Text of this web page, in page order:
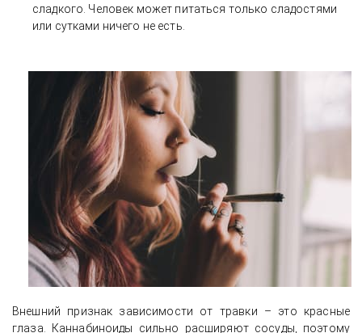
сладкого. Человек может питаться только сладостями
или сутками ничего не есть.
Внешний признак зависимости от травки – это красные
глаза. Каннабиноиды сильно расширяют сосуды, поэтому